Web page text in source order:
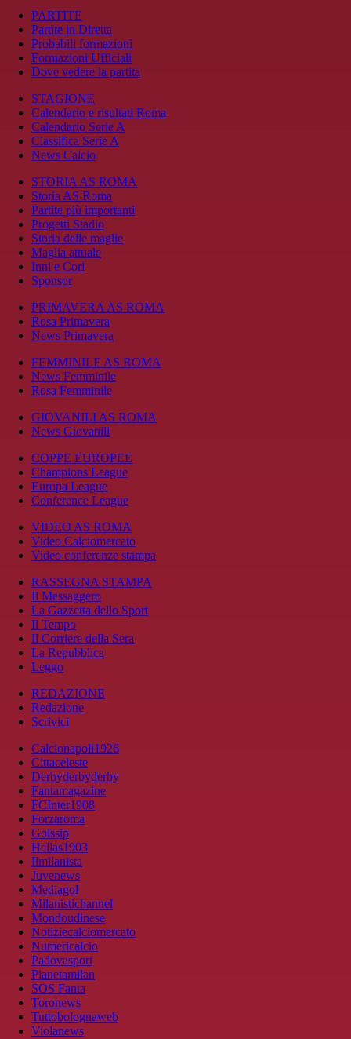
PARTITE
Partite in Diretta
Probabili formazioni
Formazioni Ufficiali
Dove vedere la partita
STAGIONE
Calendario e risultati Roma
Calendario Serie A
Classifica Serie A
News Calcio
STORIA AS ROMA
Storia AS Roma
Partite più importanti
Progetti Stadio
Storia delle maglie
Maglia attuale
Inni e Cori
Sponsor
PRIMAVERA AS ROMA
Rosa Primavera
News Primavera
FEMMINILE AS ROMA
News Femminile
Rosa Femminile
GIOVANILI AS ROMA
News Giovanili
COPPE EUROPEE
Champions League
Europa League
Conference League
VIDEO AS ROMA
Video Calciomercato
Video conferenze stampa
RASSEGNA STAMPA
Il Messaggero
La Gazzetta dello Sport
Il Tempo
Il Corriere della Sera
La Repubblica
Leggo
REDAZIONE
Redazione
Scrivici
Calcionapoli1926
Cittaceleste
Derbyderbyderby
Fantamagazine
FCInter1908
Forzaroma
Golssip
Hellas1903
Ilmilanista
Juvenews
Mediagol
Milanistichannel
Mondoudinese
Notiziecalciomercato
Numericalcio
Padovasport
Pianetamilan
SOS Fanta
Toronews
Tuttobolognaweb
Violanews